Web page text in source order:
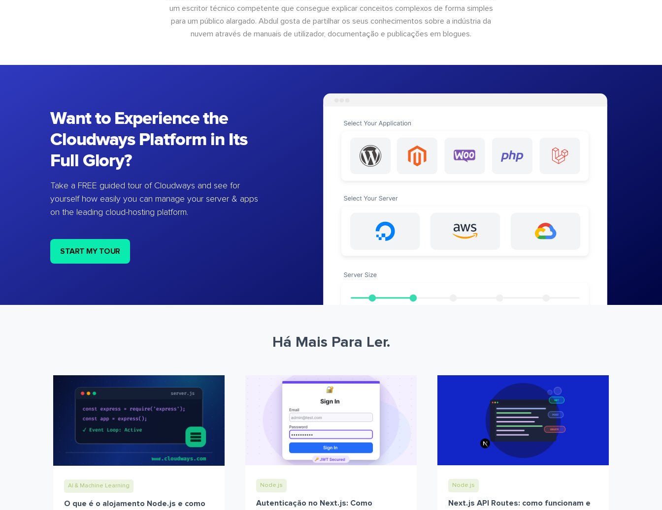
um escritor técnico competente que consegue explicar conceitos complexos de forma simples
para um público alargado. Abdul gosta de partilhar os seus conhecimentos sobre a indústria da
nuvem através de manuais de utilizador, documentação e publicações em blogues.
Want to Experience the
Cloudways Platform in Its
Full Glory?
Take a FREE guided tour of Cloudways and see for
yourself how easily you can manage your server & apps
on the leading cloud-hosting platform.
START MY TOUR
Há Mais Para Ler.
AI & Machine Learning
O que é o alojamento Node.js e como
Node.js
Autenticação no Next.js: Como
Node.js
Next.js API Routes: como funcionam e